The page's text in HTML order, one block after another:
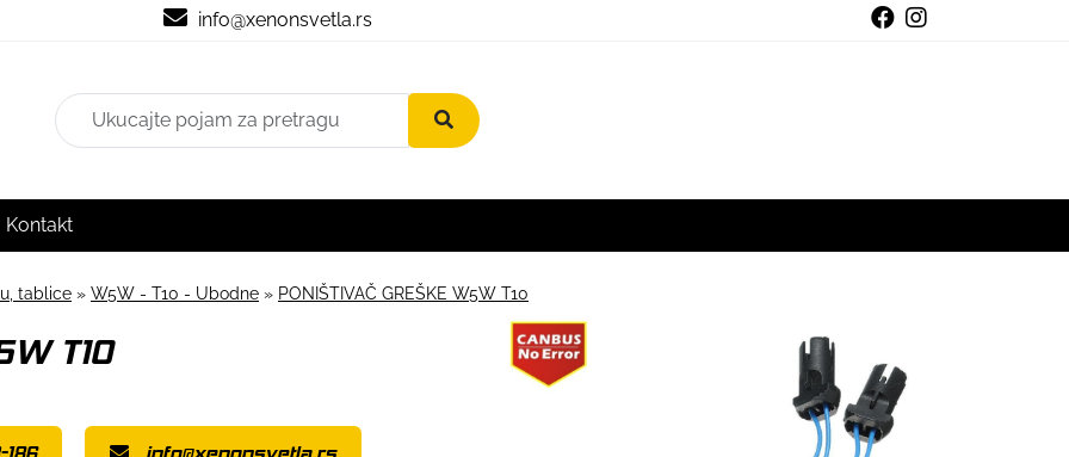
info@xenonsvetla.rs
Kontakt
tablice » W5W - T10 - Ubodne » PONIŠTIVAČ GREŠKE W5W T10
T10